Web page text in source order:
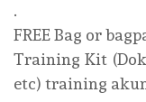
.
FREE Bag or
Training Kit
etc) training